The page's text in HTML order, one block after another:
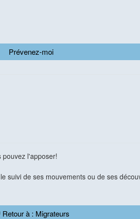
Prévenez-moi
l'apposer!
suivi de ses mouvements ou de ses
Retour à : Migrateurs